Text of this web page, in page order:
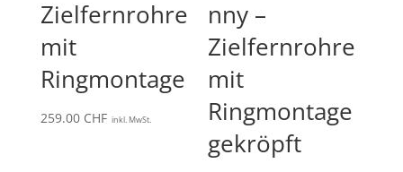
Zielfernrohre
mit
Ringmontage
259.00 CHF inkl. MwSt.
nny –
Zielfernrohre
mit
Ringmontage
gekröpft